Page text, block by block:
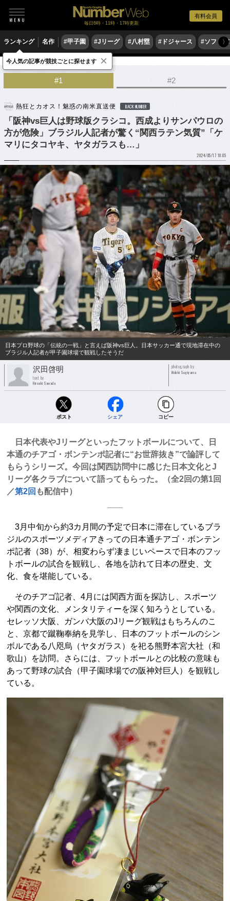
有料会員
毎日6時・11時・17時更新
ランキング 名作 #甲子園 #Jリーグ #八村塁 #ドジャース #ソフト〉
野球 プロ野球
#1 #2
熱狂とカオス！魅惑の南米直送便 BACK NUMBER
「阪神vs巨人は野球版クラシコ。西成よりサンパウロの
方が危険」ブラジル人記者が驚く“関西ラテン気質”「ケ
マリにタコヤキ、ヤタガラスも…」
2024/05/17 18:05
日本プロ野球の「伝統の一戦」と言えば阪神vs巨人。日本サッカー通で現地滞在中の
ブラジル人記者が甲子園球場で観戦したそうだ
沢田啓明
text by
Hiroaki Sawada
photograph by
Hideki Sugiyama
ポスト シェア コピー
日本代表やJリーグといったフットボールについて、日
本通のチアゴ・ボンテンポ記者に“お世辞抜き”で論評して
もらうシリーズ。今回は関西訪問中に感じた日本文化とJ
リーグ各クラブについて語ってもらった。（全2回の第1回
／第2回 も配信中）
3月中旬から約3カ月間の予定で日本に滞在しているブラ
ジルのスポーツメディアきっての日本通チアゴ・ボンテン
ポ記者（38）が、相変わらず凄まじいペースで日本のフッ
トボールの試合を観戦し、各地を訪れて日本の歴史、文
化、食を堪能している。
そのチアゴ記者、4月には関西方面を探訪し、スポーツ
や関西の文化、メンタリティーを深く知ろうとしている。
セレッソ大阪、ガンバ大阪のJリーグ観戦はもちろんのこ
と、京都で蹴鞠奉納を見学し、日本のフットボールのシン
ボルである八咫烏（ヤタガラス）を祀る熊野本宮大社（和
歌山）を訪問。さらには、フットボールとの比較の意味も
あって野球の試合（甲子園球場での阪神対巨人）を観戦し
ている。
今人気の記事が競技ごとに探せます ×